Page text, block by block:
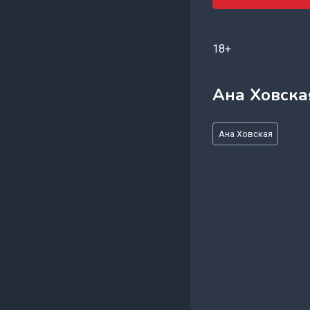
18+
Ана
Метки
записи:
Ана Ховская